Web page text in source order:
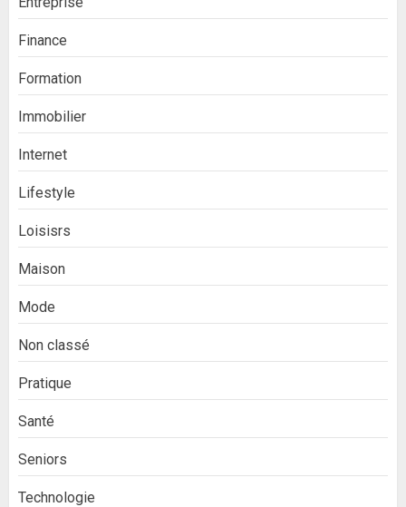
Finance
Formation
Immobilier
Internet
Lifestyle
Loisisrs
Maison
Mode
Non classé
Pratique
Santé
Seniors
Technologie